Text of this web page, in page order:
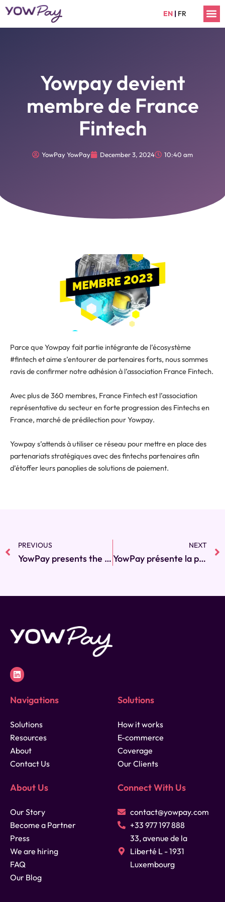
Skip
content
EN | FR
Yowpay devient
membre de France
Fintech
YowPay YowPay December 3, 2024 10:40 am
Parce que Yowpay fait partie intégrante de l’écosystème
#fintech et aime s’entourer de partenaires forts, nous sommes
ravis de confirmer notre adhésion à l’association France Fintech.
Avec plus de 360 membres, France Fintech est l’association
représentative du secteur en forte progression des Fintechs en
France, marché de prédilection pour Yowpay.
Yowpay s’attends à utiliser ce réseau pour mettre en place des
partenariats stratégiques avec des fintechs partenaires afin
d’étoffer leurs panoplies de solutions de paiement.
Prev
PREVIOUS
YowPay presents the first instant SEPA credit transfer solution for European for merchants in Europe
NEXT
YowPay présente la première solution de virement SEPA instantané pour les marchands en Europe
Navigations
Solutions
Resources
About
Contact Us
Solutions
How it works
E-commerce
Coverage
Our Clients
About Us
Our Story
Become a Partner
Press
We are hiring
FAQ
Our Blog
Connect With Us
contact@yowpay.com
+33 977 197 888
33, avenue de la
Liberté L - 1931
Luxembourg